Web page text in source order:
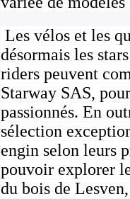
Les vélos et les
désormais les
riders peuvent
Starway SAS,
passionnés. En
sélection
engin selon leurs
pouvoir explorer
du bois de